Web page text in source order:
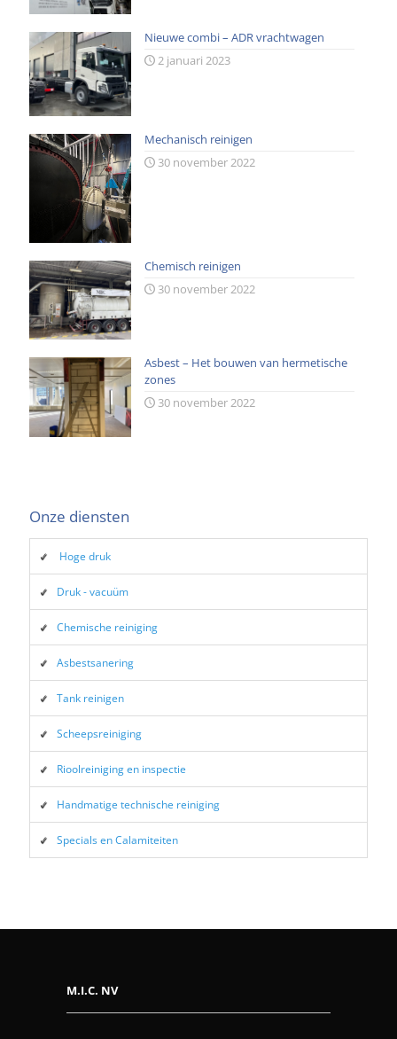
Nieuwe combi – ADR vrachtwagen
2 januari 2023
Mechanisch reinigen
30 november 2022
Chemisch reinigen
30 november 2022
Asbest – Het bouwen van hermetische
zones
30 november 2022
Onze diensten
Hoge druk
Druk - vacuüm
Chemische reiniging
Asbestsanering
Tank reinigen
Scheepsreiniging
Rioolreiniging en inspectie
Handmatige technische reiniging
Specials en Calamiteiten
M.I.C. NV